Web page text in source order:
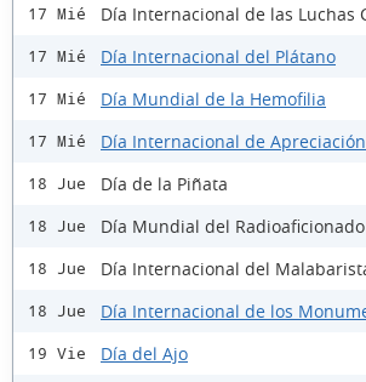
17 Mié Día Internacional de las Luchas
17 Mié Día Internacional del Plátano
17 Mié Día Mundial de la Hemofilia
17 Mié Día Internacional de
18 Jue Día de la Piñata
18 Jue Día Mundial del Radioaficionado
18 Jue Día Internacional del
18 Jue Día Internacional de los
19 Vie Día del Ajo